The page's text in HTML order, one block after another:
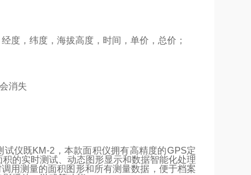
度，纬度，海拔高度，时间，单价，总价；
消失
试仪既KM-2 ，本款面积仪拥有高精度的GPS定
的实时测试、动态图形显示和数据智能化处理
用测量的面积图形和所有测量数据，便于档案